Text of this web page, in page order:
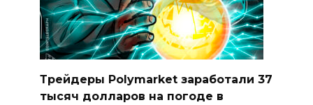
Трейдеры Polymarket заработали 37
тысяч долларов на погоде в